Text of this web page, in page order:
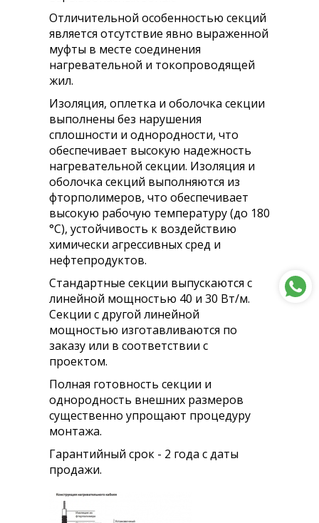
Отличительной особенностью секций
является отсутствие явно выраженной
муфты в месте соединения
нагревательной и токопроводящей
жил.
Изоляция, оплетка и оболочка секции
выполнены без нарушения
сплошности и однородности, что
обеспечивает высокую надежность
нагревательной секции. Изоляция и
оболочка секций выполняются из
фторполимеров, что обеспечивает
высокую рабочую температуру (до 180
°С), устойчивость к воздействию
химически агрессивных сред и
нефтепродуктов.
Стандартные секции выпускаются с
линейной мощностью 40 и 30 Вт/м.
Секции с другой линейной
мощностью изготавливаются по
заказу или в соответствии с
проектом.
Полная готовность секции и
однородность внешних размеров
существенно упрощают процедуру
монтажа.
Гарантийный срок - 2 года с даты
продажи.